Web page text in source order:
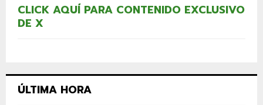
CLICK AQUÍ PARA CONTENIDO EXCLUSIVO
DE X
ÚLTIMA HORA